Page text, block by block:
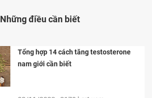
Những điều cần biết
Tổng hợp 14 cách tăng testosterone
nam giới cần biết